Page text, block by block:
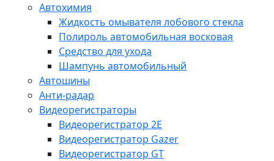
Автохимия
Жидкость омывателя лобового стекла
Полироль автомобильная восковая
Средство для ухода
Шампунь автомобильный
Автошины
Анти-радар
Видеорегистраторы
Видеорегистратор 2E
Видеорегистратор Gazer
Видеорегистратор GT